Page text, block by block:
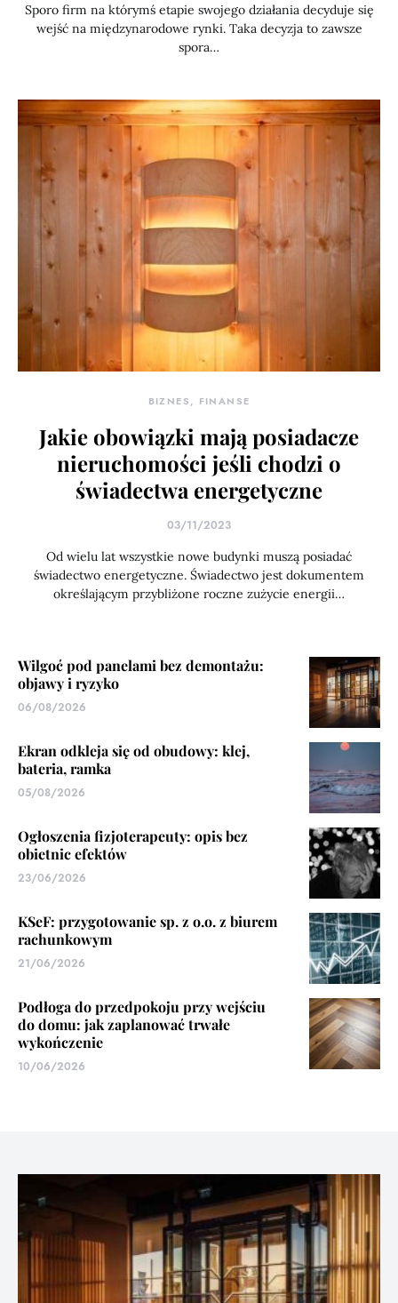
Sporo firm na którymś etapie swojego działania decyduje się
wejść na międzynarodowe rynki. Taka decyzja to zawsze
spora…
BIZNES, FINANSE
Jakie obowiązki mają posiadacze
nieruchomości jeśli chodzi o
świadectwa energetyczne
03/11/2023
Od wielu lat wszystkie nowe budynki muszą posiadać
świadectwo energetyczne. Świadectwo jest dokumentem
określającym przybliżone roczne zużycie energii…
Wilgoć pod panelami bez demontażu:
objawy i ryzyko
06/08/2026
Ekran odkleja się od obudowy: klej,
bateria, ramka
05/08/2026
Ogłoszenia fizjoterapeuty: opis bez
obietnic efektów
23/06/2026
KSeF: przygotowanie sp. z o.o. z biurem
rachunkowym
21/06/2026
Podłoga do przedpokoju przy wejściu
do domu: jak zaplanować trwałe
wykończenie
10/06/2026